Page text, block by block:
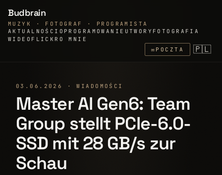
Budbrain
MUZYK · FOTOGRAF · PROGRAMISTA
AKTUALNOŚCI OPROGRAMOWANIE UTWORY FOTOGRAFIA
WIDEO FLICKR O MNIE
✉ POCZTA 🇵🇱
03.06.2026 · WIADOMOŚCI
Master AI Gen6: Team
Group stellt PCIe-6.0-
SSD mit 28 GB/s zur
Schau